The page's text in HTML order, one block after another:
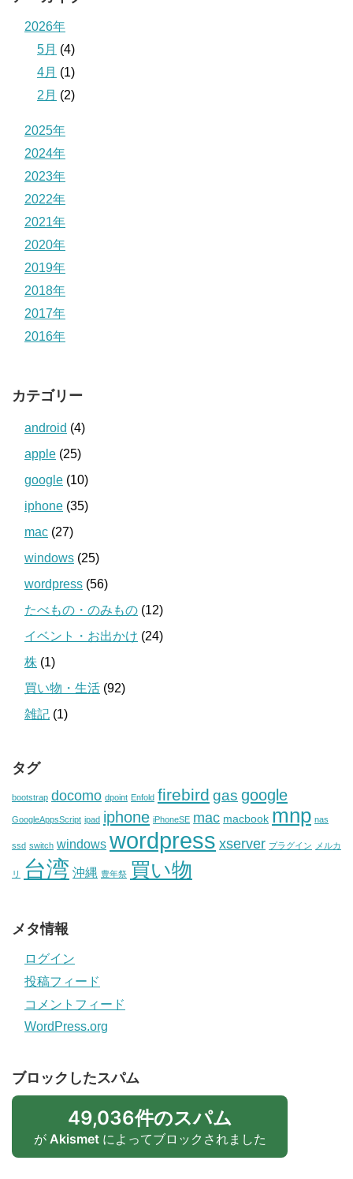
2026年
5月 (4)
4月 (1)
2月 (2)
2025年
2024年
2023年
2022年
2021年
2020年
2019年
2018年
2017年
2016年
カテゴリー
android (4)
apple (25)
google (10)
iphone (35)
mac (27)
windows (25)
wordpress (56)
たべもの・のみもの (12)
イベント・お出かけ (24)
株 (1)
買い物・生活 (92)
雑記 (1)
タグ
bootstrap docomo dpoint Enfold firebird gas google
GoogleAppsScript ipad iphone iPhoneSE mac macbook mnp nas
ssd switch windows wordpress xserver プラグイン メルカ
リ 台湾 沖縄 豊年祭 買い物
メタ情報
ログイン
投稿フィード
コメントフィード
WordPress.org
ブロックしたスパム
49,036件のスパム
が Akismetによってブロックされました